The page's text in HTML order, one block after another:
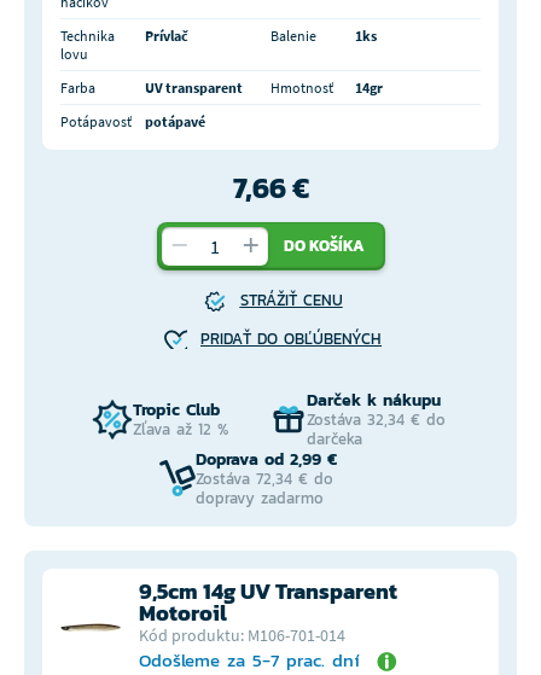
Technika
lovu
Prívlač Balenie 1ks
Farba UV transparent Hmotnosť
14gr
Potápavosť
potápavé
7,66 €
DO KOŠÍKA
STRÁŽIŤ CENU
PRIDAŤ DO OBĽÚBENÝCH
Tropic Club
Zľava až 12 %
Darček k nákupu
Zostáva 32,34 € do
darčeka
Doprava od 2,99 €
Zostáva 72,34 € do
dopravy zadarmo
9,5cm 14g UV Transparent
Motoroil
Kód produktu: M106-701-014
Odošleme za 5-7 prac. dní